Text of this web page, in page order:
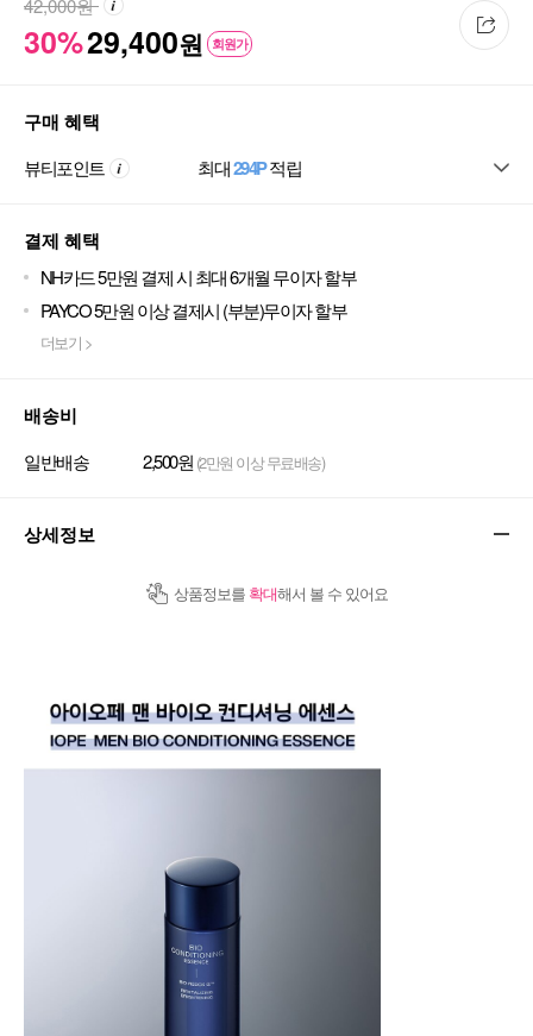
30%29,400원 회원가
42,000원
구매 혜택
뷰티포인트 최대294P적립
결제 혜택
NH카드 5만원 결제 시 최대 6개월 무이자 할부
PAYCO 5만원 이상 결제시 (부분)무이자 할부
더보기 >
배송비
일반배송 2,500원 (2만원 이상 무료배송)
상세정보
상품정보를 확대해서 볼 수 있어요